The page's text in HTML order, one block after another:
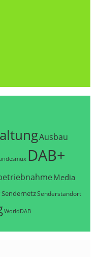
Ausbau
DAB+
Media
SendernetzSenderstandort
WorldDAB